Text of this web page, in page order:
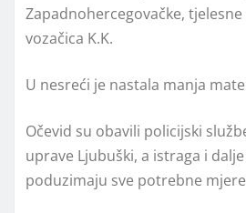
Zapadnohercegovačke,
vozačica K.K.
U nesreći je nastala manja
Očevid su obavili policijski
uprave Ljubuški, a istraga i
poduzimaju sve potrebne